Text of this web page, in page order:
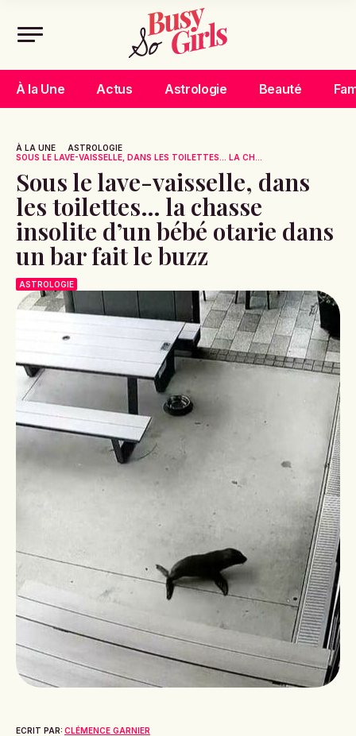
À la Une Actus Astrologie Beauté
À LA UNE
ASTROLOGIE
SOUS LE LAVE-VAISSELLE, DANS LES TOILETTES… LA CH...
Sous le lave-vaisselle, dans
les toilettes… la chasse
insolite d’un bébé otarie dans
un bar fait le buzz
ASTROLOGIE
ECRIT PAR: CLÉMENCE GARNIER